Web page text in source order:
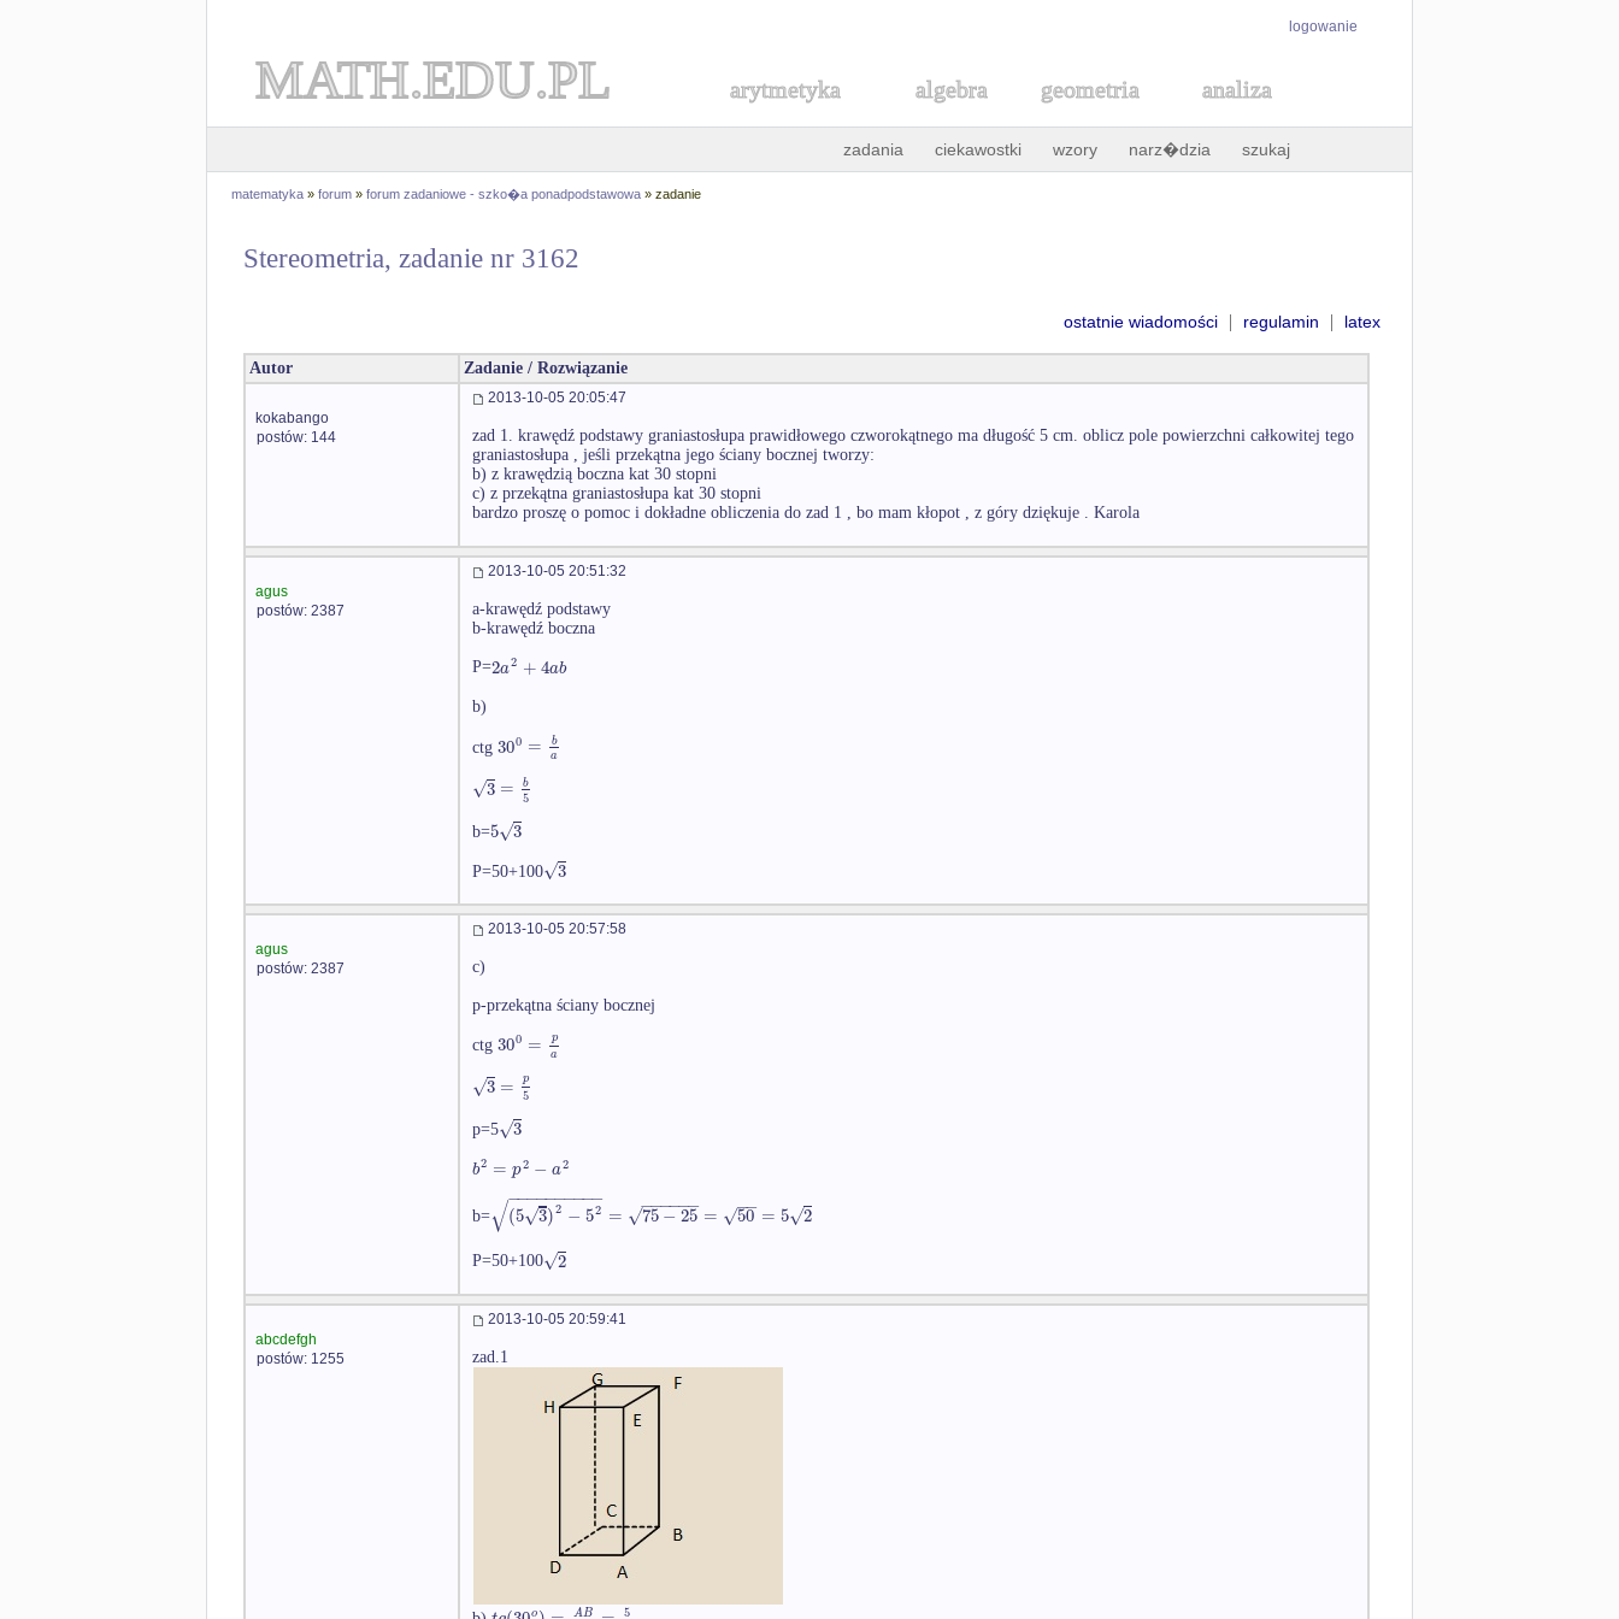
logowanie
MATH.EDU.PL arytmetyka algebra geometria analiza
zadania ciekawostki wzory narz�dzia szukaj
matematyka » forum » forum zadaniowe - szko�a ponadpodstawowa » zadanie
Stereometria, zadanie nr 3162
ostatnie wiadomości | regulamin | latex
Autor Zadanie / Rozwiązanie
kokabango
postów: 144
2013-10-05 20:05:47
zad 1. krawędź podstawy graniastosłupa prawidłowego czworokątnego ma długość 5 cm. oblicz pole powierzchni całkowitej tego
graniastosłupa , jeśli przekątna jego ściany bocznej tworzy:
b) z krawędzią boczna kat 30 stopni
c) z przekątna graniastosłupa kat 30 stopni
bardzo proszę o pomoc i dokładne obliczenia do zad 1 , bo mam kłopot , z góry dziękuje . Karola
agus
postów: 2387
2013-10-05 20:51:32
a-krawędź podstawy
b-krawędź boczna
P=2a2 +4ab
b)
ctg 300 =
b
a
3
√ = b
5
b=5 3
√
P=50+100 3
√
agus
postów: 2387
2013-10-05 20:57:58
c)
p-przekątna ściany bocznej
ctg 300 =
p
a
3
√ = p
5
p=5 3
√
b2 = p2 − a2
b= (5 3
√ )2 − 52
− −
−−−−−−−−
√ = 75−25
− −
−−−−
√ = 50
−−
√ = 5 2
√
P=50+100 2
√
abcdefgh
postów: 1255
2013-10-05 20:59:41
zad.1
o AB 5